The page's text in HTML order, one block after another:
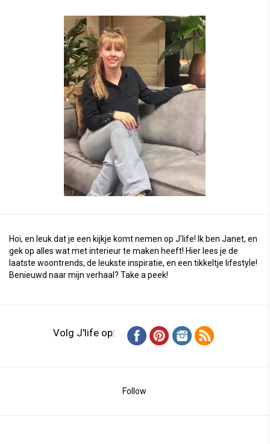
Hoi, en leuk dat je een kijkje komt nemen op J'life! Ik ben Janet, en
gek op alles wat met interieur te maken heeft! Hier lees je de
laatste woontrends, de leukste inspiratie, en een tikkeltje lifestyle!
Benieuwd naar mijn verhaal? Take a peek!
Volg J'life op:
Follow